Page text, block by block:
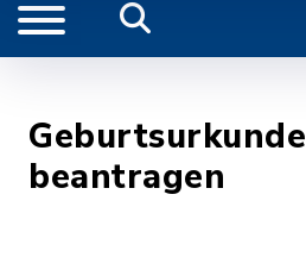
Geburtsurkunde
beantragen